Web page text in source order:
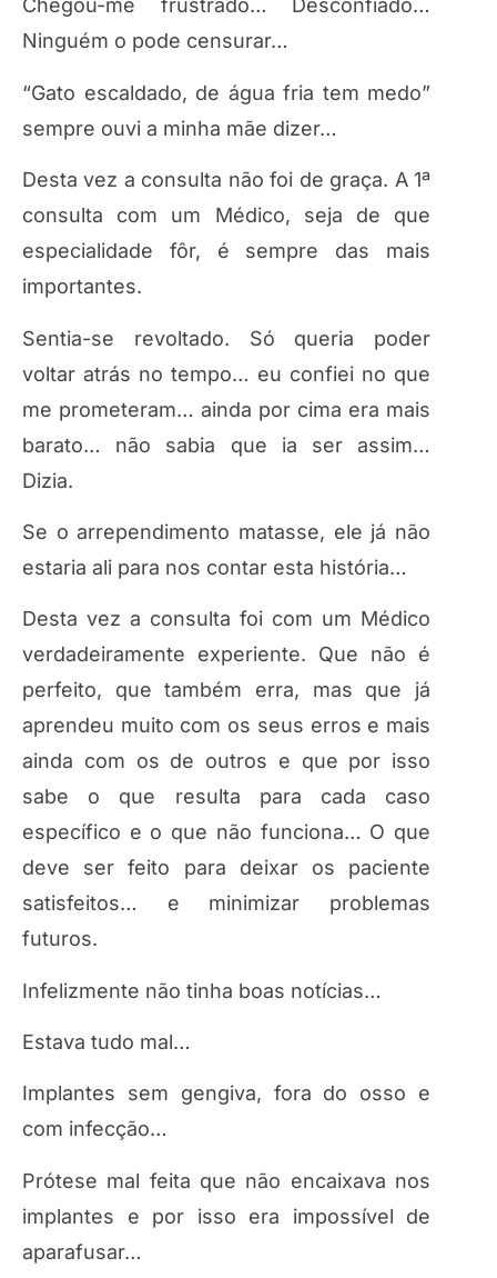
Chegou-me frustrado… Desconfiado…
Ninguém o pode censurar…
“Gato escaldado, de água fria tem medo”
sempre ouvi a minha mãe dizer…
Desta vez a consulta não foi de graça. A 1ª
consulta com um Médico, seja de que
especialidade fôr, é sempre das mais
importantes.
Sentia-se revoltado. Só queria poder
voltar atrás no tempo… eu confiei no que
me prometeram… ainda por cima era mais
barato… não sabia que ia ser assim…
Dizia.
Se o arrependimento matasse, ele já não
estaria ali para nos contar esta história…
Desta vez a consulta foi com um Médico
verdadeiramente experiente. Que não é
perfeito, que também erra, mas que já
aprendeu muito com os seus erros e mais
ainda com os de outros e que por isso
sabe o que resulta para cada caso
específico e o que não funciona… O que
deve ser feito para deixar os paciente
satisfeitos… e minimizar problemas
futuros.
Infelizmente não tinha boas notícias…
Estava tudo mal…
Implantes sem gengiva, fora do osso e
com infecção…
Prótese mal feita que não encaixava nos
implantes e por isso era impossível de
aparafusar…